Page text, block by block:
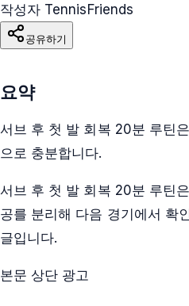
작성자 TennisFriends
공유하기
요약
서브 후 첫 발 회복 20분 루틴
으로 충분합니다.
서브 후 첫 발 회복 20분 루틴
공를 분리해 다음 경기에서 확
글입니다.
본문 상단 광고